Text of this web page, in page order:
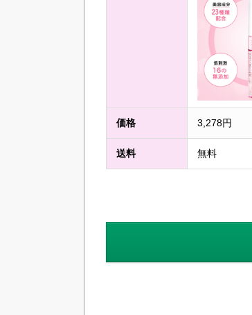
価格 3,278円
送料 無料